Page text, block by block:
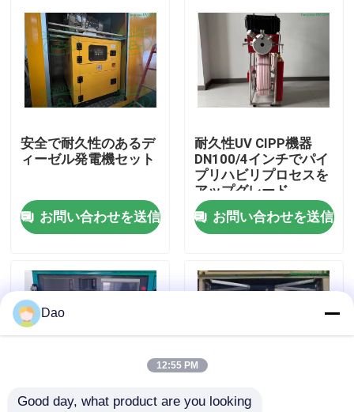
私達について
工場旅行
品質管理
私達に連絡しなさい
引用を要求しなさい
紫外線治されたCIPP
安全で耐久性のあるデ
ィーゼル発電機セット
お問い合わせを送信
耐久性UV CIPP機器
DN100/4インチでパイ
プリハビリプロセスを
アップグレード
お問い合わせを送信
Dao
12:55 PM
Good day, what product are you looking